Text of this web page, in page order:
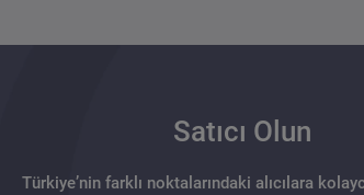
Satıcı Olun
Türkiye’nin farklı noktalarındaki alıcılara